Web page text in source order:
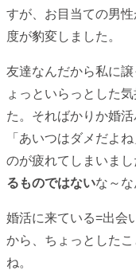
すが、お目当ての男
度が豹変しました。
友達なんだから私に
ょっといらっとした
た。そればかりか婚
「あいつはダメだよ
のが疲れてしまいまし
るものではないな～な
婚活に来ている=出会
から、ちょっとした
ね。